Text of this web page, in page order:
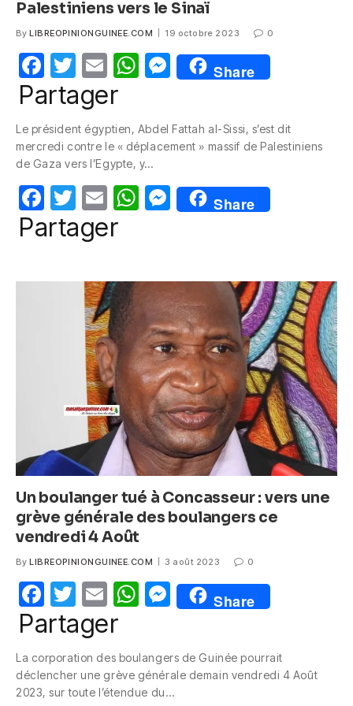
Palestiniens vers le Sinaï
By LIBREOPINIONGUINEE.COM 19 octobre 2023 0
F
a
e
b
o
o
k
T
w
itt
er
E
m
W
s
A
p
p
M
e
e
g
er
Share
Partager
Le président égyptien, Abdel Fattah al-Sissi, s’est dit
mercredi contre le « déplacement » massif de Palestiniens
de Gaza vers l’Egypte, y…
F
a
T
w
itt
E
m
W
A
p
p
M
e
n
g
er
Share
Partager
Un boulanger tué à Concasseur : vers une
grève générale des boulangers ce
vendredi 4 Août
By LIBREOPINIONGUINEE.COM 3 août 2023 0
F
a
e
b
T
w
itt
er
E
m
W
s
A
M
e
e
n
Share
Partager
La corporation des boulangers de Guinée pourrait
déclencher une grève générale demain vendredi 4 Août
2023, sur toute l’étendue du…